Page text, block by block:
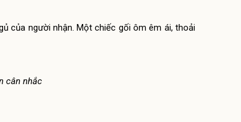
của người nhận. Một chiếc gối ôm êm ái, thoải
cân nhắc